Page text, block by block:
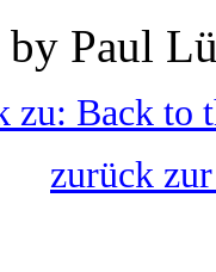
Paul
zu: Back to
zurück